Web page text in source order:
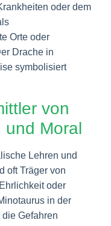
oder dem
Orte oder
Drache in
symbolisiert
von
und Moral
Lehren und
oft Träger von
oder
in der
Gefahren